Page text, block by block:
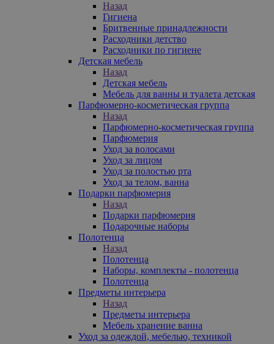
Назад
Гигиена
Бритвенные принадлежности
Расходники детство
Расходники по гигиене
Детская мебель
Назад
Детская мебель
Мебель для ванны и туалета детская
Парфюмерно-косметическая группа
Назад
Парфюмерно-косметическая группа
Парфюмерия
Уход за волосами
Уход за лицом
Уход за полостью рта
Уход за телом, ванна
Подарки парфюмерия
Назад
Подарки парфюмерия
Подарочные наборы
Полотенца
Назад
Полотенца
Наборы, комплекты - полотенца
Полотенца
Предметы интерьера
Назад
Предметы интерьера
Мебель хранение ванна
Уход за одеждой, мебелью, техникой